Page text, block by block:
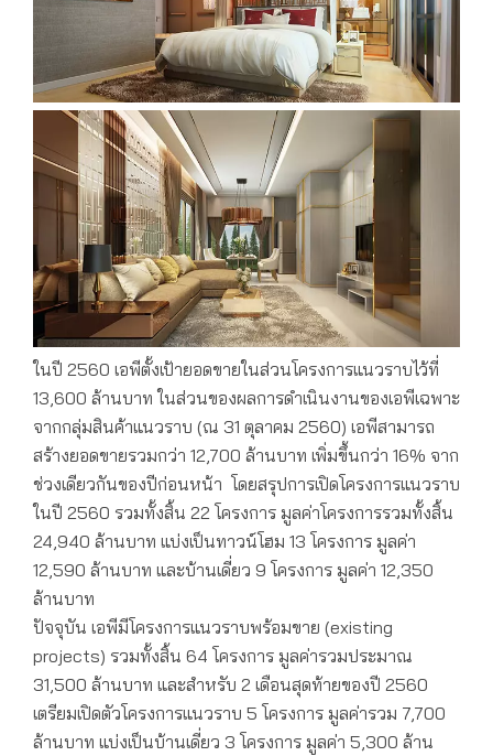
ในปี 2560 เอพีตั้งเป้ายอดขายในส่วนโครงการแนวราบไว้ที่
13,600 ล้านบาท ในส่วนของผลการดำเนินงานของเอพีเฉพาะ
จากกลุ่มสินค้าแนวราบ (ณ 31 ตุลาคม 2560) เอพีสามารถ
สร้างยอดขายรวมกว่า 12,700 ล้านบาท เพิ่มขึ้นกว่า 16% จาก
ช่วงเดียวกันของปีก่อนหน้า โดยสรุปการเปิดโครงการแนวราบ
ในปี 2560 รวมทั้งสิ้น 22 โครงการ มูลค่าโครงการรวมทั้งสิ้น
24,940 ล้านบาท แบ่งเป็นทาวน์โฮม 13 โครงการ มูลค่า
12,590 ล้านบาท และบ้านเดี่ยว 9 โครงการ มูลค่า 12,350
ล้านบาท
ปัจจุบัน เอพีมีโครงการแนวราบพร้อมขาย (existing
projects) รวมทั้งสิ้น 64 โครงการ มูลค่ารวมประมาณ
31,500 ล้านบาท และสำหรับ 2 เดือนสุดท้ายของปี 2560
เตรียมเปิดตัวโครงการแนวราบ 5 โครงการ มูลค่ารวม 7,700
ล้านบาท แบ่งเป็นบ้านเดี่ยว 3 โครงการ มูลค่า 5,300 ล้าน